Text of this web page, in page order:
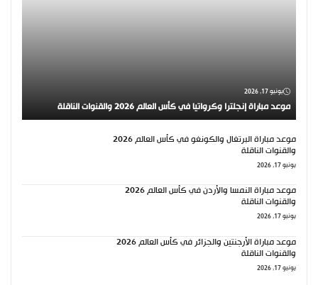
يونيو 17, 2026
موعد مباراة إنجلترا وكرواتيا في كأس العالم 2026 والقنوات الناقلة
موعد مباراة البرتغال والكونغو في كأس العالم 2026
والقنوات الناقلة
يونيو 17, 2026
موعد مباراة النمسا والأردن في كأس العالم 2026
والقنوات الناقلة
يونيو 17, 2026
موعد مباراة الأرجنتين والجزائر في كأس العالم 2026
والقنوات الناقلة
يونيو 17, 2026